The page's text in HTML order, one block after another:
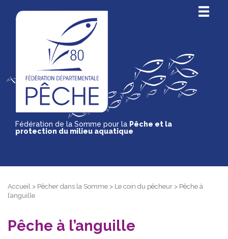
Fédération de la Somme pour la Pêche et la
protection du milieu aquatique
Accueil > Pêcher dans la Somme > Le coin du pêcheur > Pêche à
l’anguille
Pêche à l’anguille